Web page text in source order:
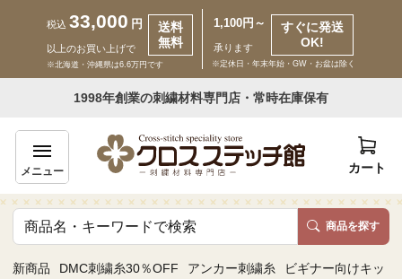
税込 33,000 円
以上のお買い上げで
送料
無料
※北海道・沖縄県は6.6万円です
1,100円～
承ります
すぐに発送
OK!
※定休日・年末年始・GW・お盆は除く
1998年創業の刺繍材料専門店・常時在庫保有
メニュー カート
商品を探す
新商品 DMC刺繍糸30％OFF アンカー刺繍糸 ビギナー向けキット
いらっしゃいませ ゲスト 様
商品一覧